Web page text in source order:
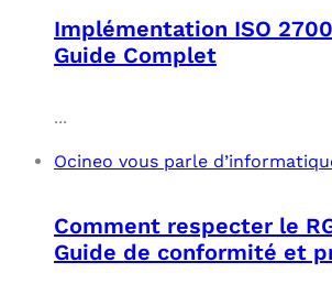
Implémentation ISO
Guide Complet
...
Ocineo vous parle
Comment respecter le
Guide de conformité et